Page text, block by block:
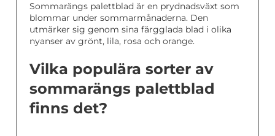
Sommarängs palettblad är en prydnadsväxt som
blommar under sommarmånaderna. Den
utmärker sig genom sina färgglada blad i olika
nyanser av grönt, lila, rosa och orange.
Vilka populära sorter av
sommarängs palettblad
finns det?